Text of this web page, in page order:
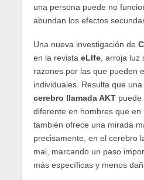
una persona puede no
abundan los efectos
Una nueva investigación de
en la revista eLIfe, arroja luz
razones por las que pueden
individuales. Resulta que una
cerebro llamada AKTpuede
diferente en hombres que en
también ofrece una mirada
precisamente, en el cerebro
mal, marcando un paso
más específicas y menos